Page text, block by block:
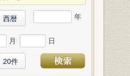
西暦 年
月 日
20件